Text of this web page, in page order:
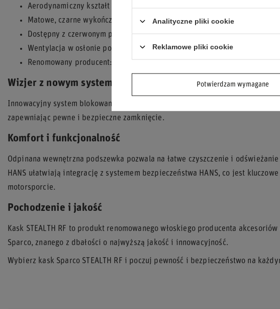
Aerodynamiczny kształt
Matowe, czarne wykończenie skorupy
Dostępny z czerwonym przyciemnianym lub przezroczystym wizjerem
Wentylacja w osłonie podbródka
Renomowany producent: Sparco
Wizjer z nowym systemem blokowania
Innowacyjny system blokowania wizjera gwarantuje maksymalną ochronę
zapewniając pewne i bezpieczne zamknięcie.
Komfort i funkcjonalność
Odpinana wewnętrzna podszewka pozwala na łatwe czyszczenie i
HANS ułatwiają integrację z systemem bezpieczeństwa HANS, co jest
motorsporcie.
Pochodzenie i jakość
Kask STEALTH RF to produkt renomowanego włoskiego producenta
Sparco, znanego z dbałości o najwyższą jakość i innowacyjność.
Wybierz kask Sparco STEALTH RF i poczuj pewność i bezpieczeństwo na
Analityczne pliki cookie
Reklamowe pliki cookie
Potwierdzam wymagane